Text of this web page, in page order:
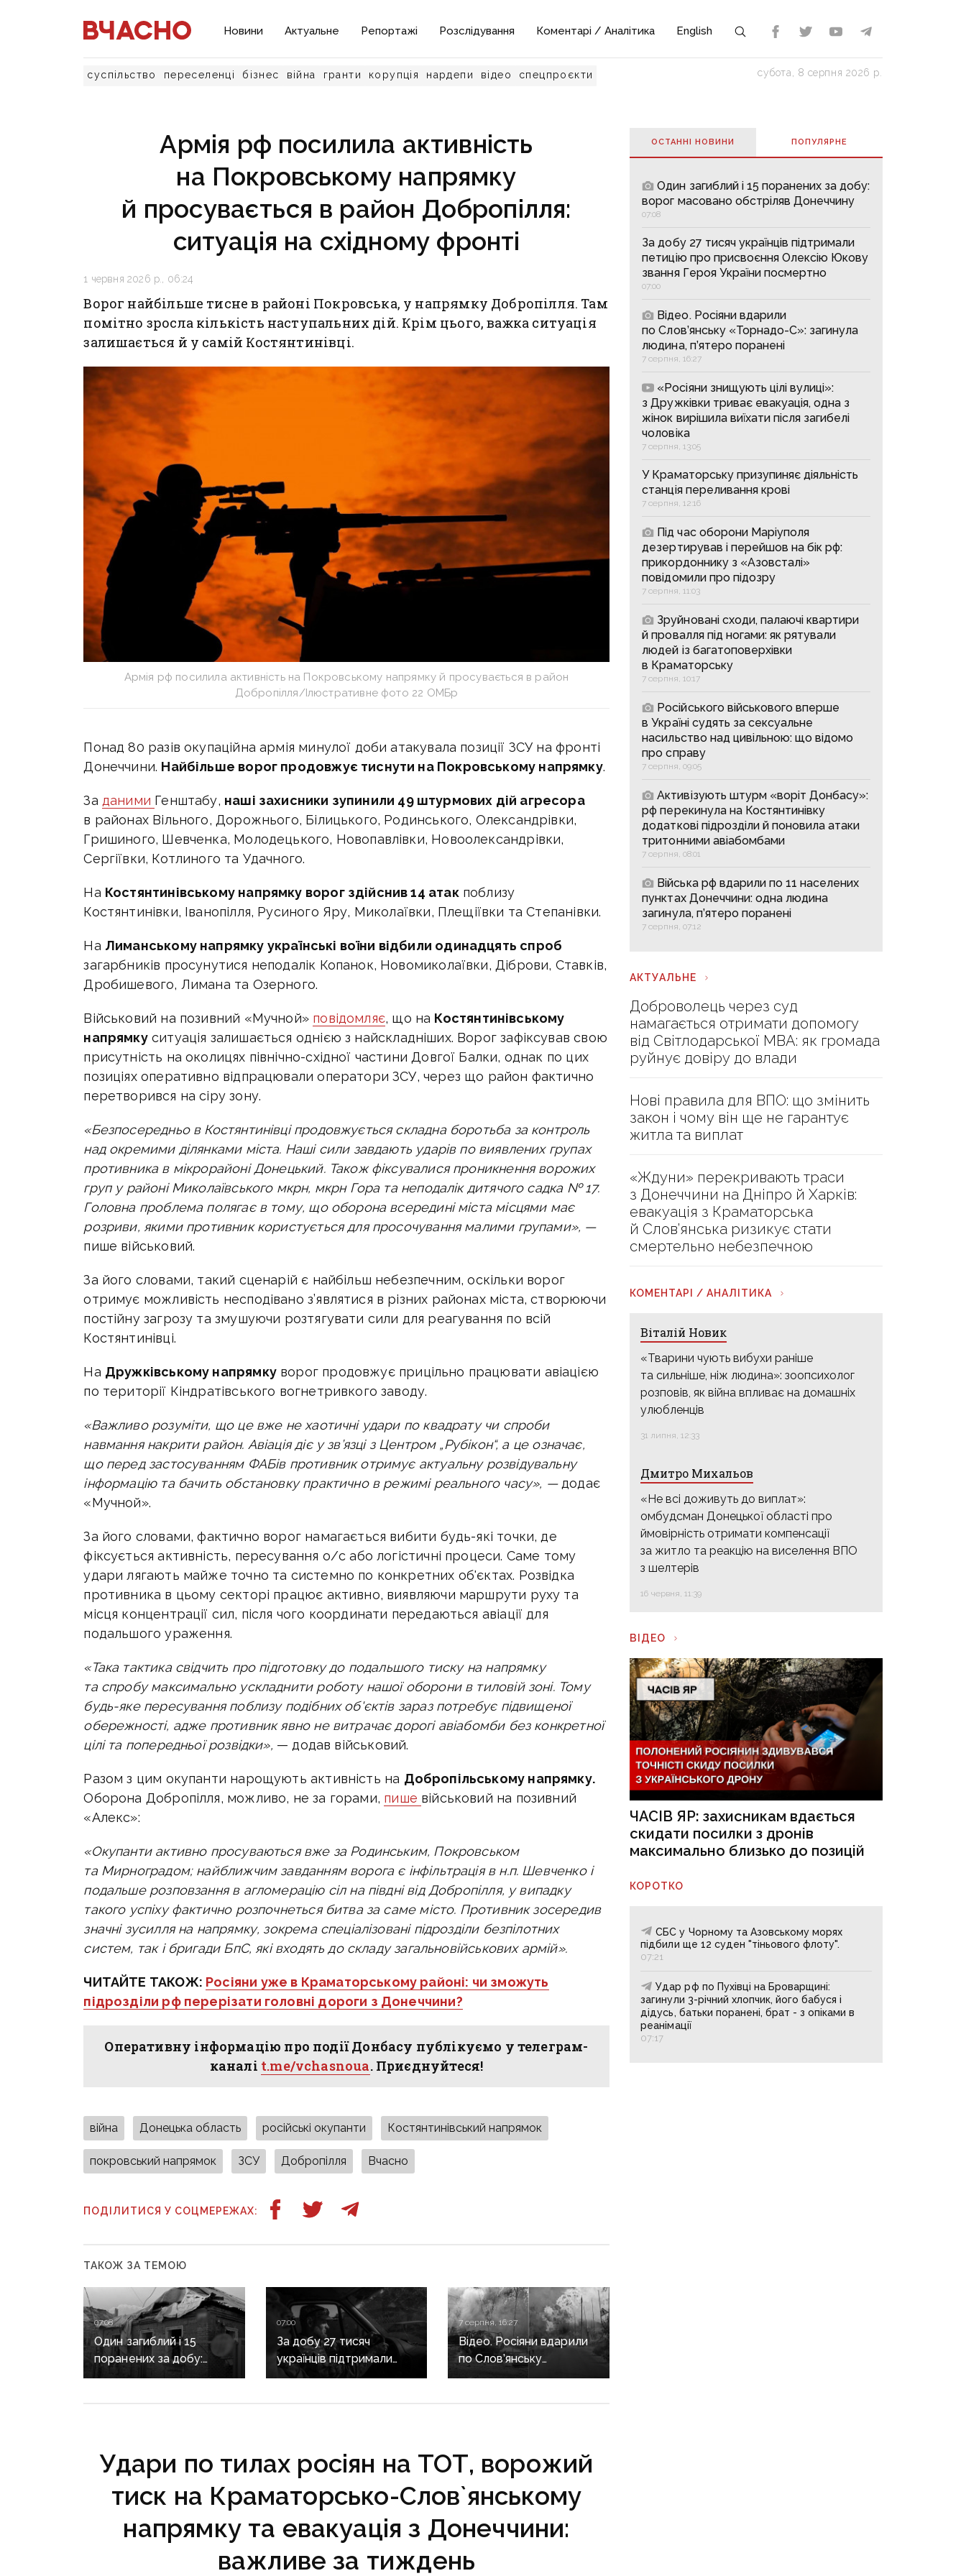
Новини Актуальне Репортажі Розслідування Коментарі / Аналітика English
суспільство переселенці бізнес війна гранти корупція нардепи відео спецпроєкти субота, 8 серпня 2026 р.
Армія рф посилила активність
на Покровському напрямку
й просувається в район Добропілля:
ситуація на східному фронті
1 червня 2026 р., 06:24
Ворог найбільше тисне в районі Покровська, у напрямку Добропілля. Там
помітно зросла кількість наступальних дій. Крім цього, важка ситуація
залишається й у самій Костянтинівці.
Армія рф посилила активність на Покровському напрямку й просувається в район
Добропілля/Ілюстративне фото 22 ОМБр
Понад 80 разів окупаційна армія минулої доби атакувала позиції ЗСУ на фронті
Донеччини. Найбільше ворог продовжує тиснути на Покровському напрямку.
За даними Генштабу, наші захисники зупинили 49 штурмових дій агресора
в районах Вільного, Дорожнього, Білицького, Родинського, Олександрівки,
Гришиного, Шевченка, Молодецького, Новопавлівки, Новоолександрівки,
Сергіївки, Котлиного та Удачного.
На Костянтинівському напрямку ворог здійснив 14 атакпоблизу
Костянтинівки, Іванопілля, Русиного Яру, Миколаївки, Плещіївки та Степанівки.
На Лиманському напрямку українські воїни відбили одинадцять спроб
загарбників просунутися неподалік Копанок, Новомиколаївки, Діброви, Ставків,
Дробишевого, Лимана та Озерного.
Військовий на позивний «Мучной» повідомляє, що на Костянтинівському
напрямкуситуація залишається однією з найскладніших. Ворог зафіксував свою
присутність на околицях північно-східної частини Довгої Балки, однак по цих
позиціях оперативно відпрацювали оператори ЗСУ, через що район фактично
перетворився на сіру зону.
«Безпосередньо в Костянтинівці продовжується складна боротьба за контроль
над окремими ділянками міста. Наші сили завдають ударів по виявлених групах
противника в мікрорайоні Донецький. Також фіксувалися проникнення ворожих
груп у районі Миколаївського мкрн, мкрн Гора та неподалік дитячого садка № 17.
Головна проблема полягає в тому, що оборона всередині міста місцями має
розриви, якими противник користується для просочування малими групами», —
пише військовий.
За його словами, такий сценарій є найбільш небезпечним, оскільки ворог
отримує можливість несподівано з’являтися в різних районах міста, створюючи
постійну загрозу та змушуючи розтягувати сили для реагування по всій
Костянтинівці.
На Дружківському напрямкуворог продовжує прицільно працювати авіацією
по території Кіндратівського вогнетривкого заводу.
«Важливо розуміти, що це вже не хаотичні удари по квадрату чи спроби
навмання накрити район. Авіація діє у зв’язці з Центром „Рубікон“, а це означає,
що перед застосуванням ФАБів противник отримує актуальну розвідувальну
інформацію та бачить обстановку практично в режимі реального часу», —додає
«Мучной».
За його словами, фактично ворог намагається вибити будь-які точки, де
фіксується активність, пересування о/с або логістичні процеси. Саме тому
удари лягають майже точно та системно по конкретних об'єктах. Розвідка
противника в цьому секторі працює активно, виявляючи маршрути руху та
місця концентрації сил, після чого координати передаються авіації для
подальшого ураження.
«Така тактика свідчить про підготовку до подальшого тиску на напрямку
та спробу максимально ускладнити роботу нашої оборони в тиловій зоні. Тому
будь-яке пересування поблизу подібних об'єктів зараз потребує підвищеної
обережності, адже противник явно не витрачає дорогі авіабомби без конкретної
цілі та попередньої розвідки», — додав військовий.
Разом з цим окупанти нарощують активність на Добропільському напрямку.
Оборона Добропілля, можливо, не за горами, пише військовий на позивний
«Алекс»:
«Окупанти активно просуваються вже за Родинським, Покровськом
та Мирноградом; найближчим завданням ворога є інфільтрація в н.п. Шевченко і
подальше розповзання в агломерацію сіл на півдні від Добропілля, у випадку
такого успіху фактично розпочнеться битва за саме місто. Противник зосередив
значні зусилля на напрямку, зокрема спеціалізовані підрозділи безпілотних
систем, так і бригади БпС, які входять до складу загальновійськових армій».
ЧИТАЙТЕ ТАКОЖ: Росіяни уже в Краматорському районі: чи зможуть
підрозділи рф перерізати головні дороги з Донеччини?
Оперативну інформацію про події Донбасу публікуємо у телеграм-
каналі t.me/vchasnoua. Приєднуйтеся!
війна Донецька область російські окупанти Костянтинівський напрямок
покровський напрямок ЗСУ Добропілля Вчасно
ПОДІЛИТИСЯ У СОЦМЕРЕЖАХ:
ТАКОЖ ЗА ТЕМОЮ
07:08
Один загиблий і 15
поранених за добу:
ворог масовано
07:00
За добу 27 тисяч
українців підтримали
петицію про присвоєння
7 серпня, 16:27
Відео. Росіяни вдарили
по Слов’янську
«Торнадо-С»: загинула
Удари по тилах росіян на ТОТ, ворожий
тиск на Краматорсько-Слов`янському
напрямку та евакуація з Донеччини:
важливе за тиждень
ОСТАННІ НОВИНИ ПОПУЛЯРНE
Один загиблий і 15 поранених за добу:
ворог масовано обстріляв Донеччину
07:08
За добу 27 тисяч українців підтримали
петицію про присвоєння Олексію Юкову
звання Героя України посмертно
07:00
Відео. Росіяни вдарили
по Слов’янську «Торнадо-С»: загинула
людина, п’ятеро поранені
7 серпня, 16:27
«Росіяни знищують цілі вулиці»:
з Дружківки триває евакуація, одна з
жінок вирішила виїхати після загибелі
чоловіка
7 серпня, 13:05
У Краматорську призупиняє діяльність
станція переливання крові
7 серпня, 12:16
Під час оборони Маріуполя
дезертирував і перейшов на бік рф:
прикордоннику з «Азовсталі»
повідомили про підозру
7 серпня, 11:03
Зруйновані сходи, палаючі квартири
й провалля під ногами: як рятували
людей із багатоповерхівки
в Краматорську
7 серпня, 10:17
Російського військового вперше
в Україні судять за сексуальне
насильство над цивільною: що відомо
про справу
7 серпня, 09:05
Активізують штурм «воріт Донбасу»:
рф перекинула на Костянтинівку
додаткові підрозділи й поновила атаки
тритонними авіабомбами
7 серпня, 08:01
Війська рф вдарили по 11 населених
пунктах Донеччини: одна людина
загинула, п’ятеро поранені
7 серпня, 07:12
АКТУАЛЬНЕ
Доброволець через суд
намагається отримати допомогу
від Світлодарської МВА: як громада
руйнує довіру до влади
Нові правила для ВПО: що змінить
закон і чому він ще не гарантує
житла та виплат
«Ждуни» перекривають траси
з Донеччини на Дніпро й Харків:
евакуація з Краматорська
й Слов’янська ризикує стати
смертельно небезпечною
КОМЕНТАРІ / АНАЛІТИКА
Віталій Новик
«Тварини чують вибухи раніше
та сильніше, ніж людина»: зоопсихолог
розповів, як війна впливає на домашніх
улюбленців
31 липня, 12:33
Дмитро Михальов
«Не всі доживуть до виплат»:
омбудсман Донецької області про
ймовірність отримати компенсації
за житло та реакцію на виселення ВПО
з шелтерів
16 червня, 11:39
ВІДЕО
ЧАСІВ ЯР: захисникам вдається
скидати посилки з дронів
максимально близько до позицій
КОРОТКО
СБС у Чорному та Азовському морях
підбили ще 12 суден "тіньового флоту".
07:21
Удар рф по Пухівці на Броварщині:
загинули 3-річний хлопчик, його бабуся і
дідусь, батьки поранені, брат - з опіками в
реанімації
07:17